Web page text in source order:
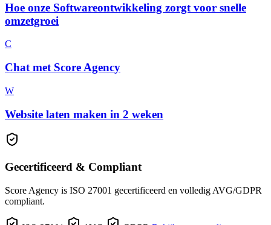
Hoe onze Softwareontwikkeling zorgt voor snelle
omzetgroei
C
Chat met Score Agency
W
Website laten maken in 2 weken
Gecertificeerd & Compliant
Score Agency is ISO 27001 gecertificeerd en volledig AVG/GDPR
compliant.